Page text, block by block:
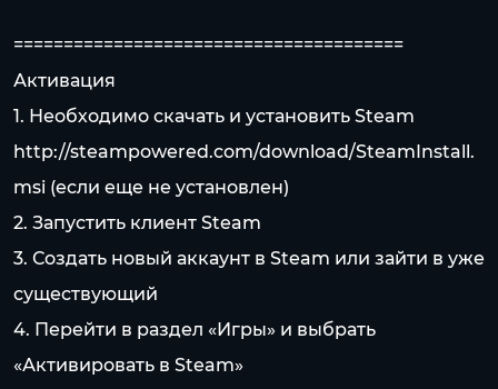
=======================================
Активация
1. Необходимо скачать и установить Steam
http://steampowered.com/download/SteamInstall.
msi (если еще не установлен)
2. Запустить клиент Steam
3. Создать новый аккаунт в Steam или зайти в уже
существующий
4. Перейти в раздел «Игры» и выбрать
«Активировать в Steam»